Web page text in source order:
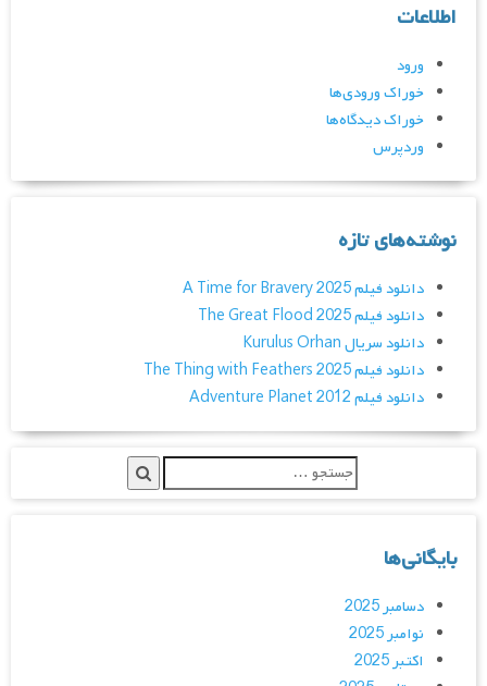
اطلاعات
ورود
خوراک ورودی‌ها
خوراک دیدگاه‌ها
وردپرس
نوشته‌های تازه
دانلود فیلم A Time for Bravery 2025
دانلود فیلم The Great Flood 2025
دانلود سریال Kurulus Orhan
دانلود فیلم The Thing with Feathers 2025
دانلود فیلم Adventure Planet 2012
بایگانی‌ها
دسامبر 2025
نوامبر 2025
اکتبر 2025